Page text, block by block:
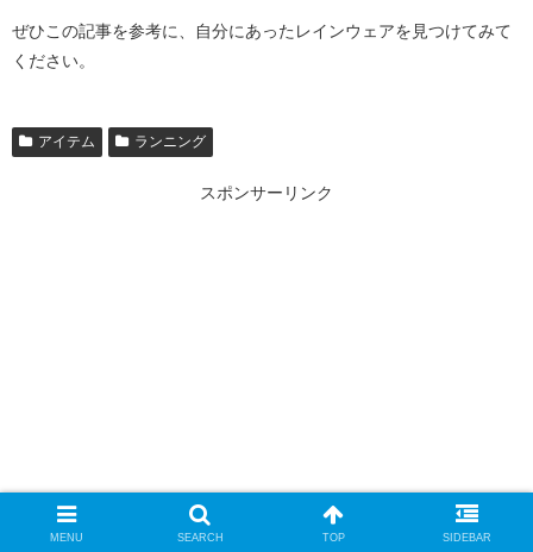
ぜひこの記事を参考に、自分にあったレインウェアを見つけてみて
ください。
アイテム ランニング
スポンサーリンク
MENU SEARCH TOP SIDEBAR